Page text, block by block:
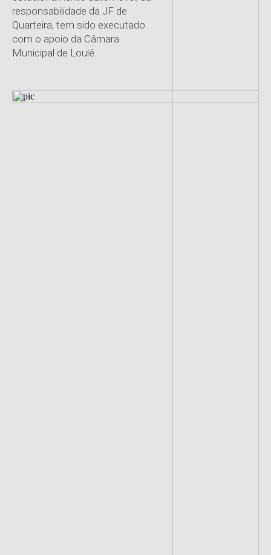
responsabilidade da JF de
Quarteira, tem sido executado
com o apoio da Câmara
Municipal de Loulé.